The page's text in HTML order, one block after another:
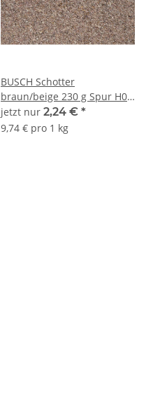
BUSCH Schotter
braun/beige 230 g Spur H0
TT und N 7517
jetzt nur 2,24 € *
9,74 € pro 1 kg